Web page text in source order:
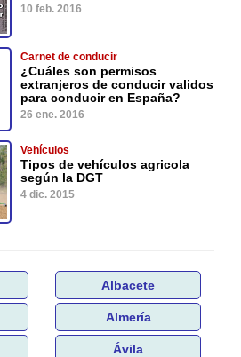
10 feb. 2016
Carnet de conducir
¿Cuáles son permisos
extranjeros de conducir validos
para conducir en España?
26 ene. 2016
Vehículos
Tipos de vehículos agricola
según la DGT
4 dic. 2015
Albacete
Almería
Ávila